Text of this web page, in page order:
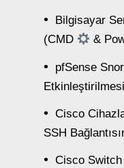
Bilgisayar
(CMD
&
pfSense
Cisco
SSH
Cisco